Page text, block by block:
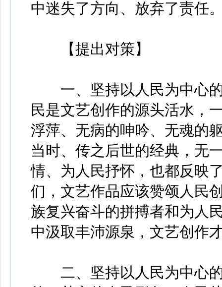
中迷失了方向、放弃了责任
【提出对策】
一、坚持以人民为中心的
民是文艺创作的源头活水，
浮萍、无病的呻吟、无魂的
当时、传之后世的经典，无
情、为人民抒怀，也都反映
们，文艺作品应该赞颂人民
族复兴奋斗的拼搏者和为人
中汲取丰沛源泉，文艺创作
二、坚持以人民为中心的